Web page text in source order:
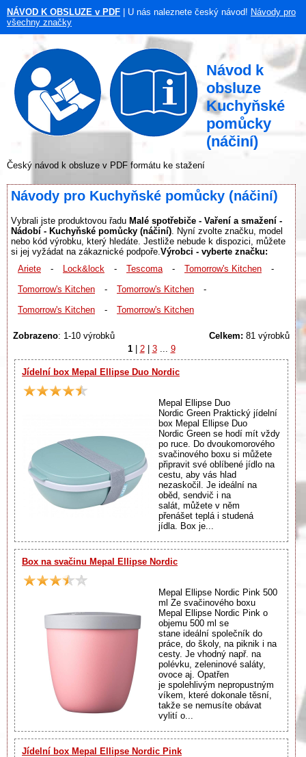
NÁVOD K OBSLUZE v PDF | U nás naleznete český návod! Návody pro
všechny značky
Návod k
obsluze
Kuchyňské
pomůcky
(náčiní)
Český návod k obsluze v PDF formátu ke stažení
Návody pro Kuchyňské pomůcky (náčiní)
Vybrali jste produktovou řadu Malé spotřebiče - Vaření a smažení -
Nádobí - Kuchyňské pomůcky (náčiní) . Nyní zvolte značku, model
nebo kód výrobku, který hledáte. Jestliže nebude k dispozici, můžete
si jej vyžádat na zákaznické podpoře. Výrobci - vyberte značku:
Ariete
- Lock&lock - Tescoma - Tomorrow's Kitchen
-
Tomorrow's Kitchen
- Tomorrow's Kitchen
-
Tomorrow's Kitchen
- Tomorrow's Kitchen
Zobrazeno: 1-10 výrobků Celkem: 81 výrobků
1 | 2 | 3 9
Jídelní box Mepal Ellipse Duo Nordic
Mepal Ellipse Duo
Nordic Green Praktický jídelní
box Mepal Ellipse Duo
Nordic Green se hodí mít vždy
po ruce. Do dvoukomorového
svačinového boxu si můžete
připravit své oblíbené jídlo na
cestu, aby vás hlad
nezaskočil. Je ideální na
oběd, sendvič i na
salát, můžete v něm
přenášet teplá i studená
jídla. Box je...
Box na svačinu Mepal Ellipse Nordic
Mepal Ellipse Nordic Pink 500
ml Ze svačinového boxu
Mepal Ellipse Nordic Pink o
objemu 500 ml se
stane ideální společník do
práce, do školy, na piknik i na
cesty. Je vhodný např. na
polévku, zeleninové saláty,
ovoce aj. Opatřen
je spolehlivým nepropustným
víkem, které dokonale těsní,
takže se nemusíte obávat
vylití o...
Jídelní box Mepal Ellipse Nordic Pink